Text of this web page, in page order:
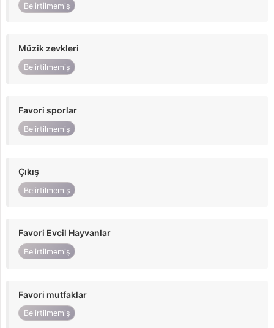
Belirtilmemiş
Müzik zevkleri
Belirtilmemiş
Favori sporlar
Belirtilmemiş
Çıkış
Belirtilmemiş
Favori Evcil Hayvanlar
Belirtilmemiş
Favori mutfaklar
Belirtilmemiş